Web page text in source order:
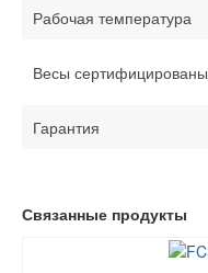
Рабочая температура
Весы сертифицированы
Гарантия
Связанные продукты